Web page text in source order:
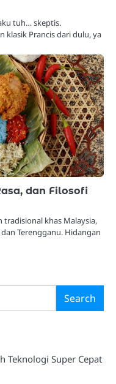
tuh… skeptis.
klasik Prancis dari dulu, ya
dan Filosofi
tradisional khas Malaysia,
Terengganu. Hidangan
Search
Teknologi Super Cepat